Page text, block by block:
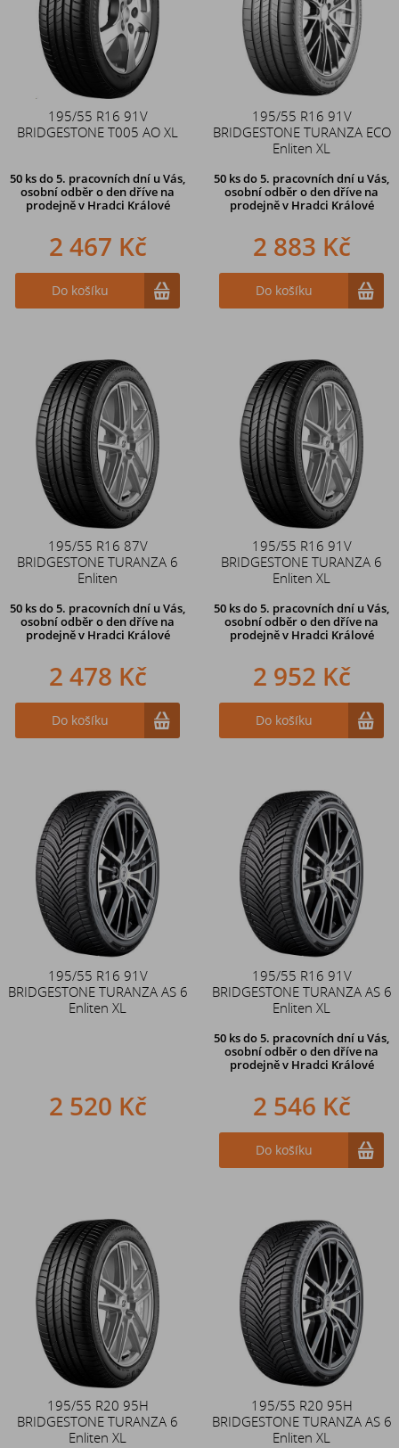
195/55 R16 91V
BRIDGESTONE T005 AO XL
50 ksdo 5. pracovních dní u Vás,
osobní odběr o den dříve na
prodejněv Hradci Králové
2 467 Kč
Do košíku
195/55 R16 91V
BRIDGESTONE TURANZA ECO
Enliten XL
50 ksdo 5. pracovních dní u Vás,
osobní odběr o den dříve na
prodejněv Hradci Králové
2 883 Kč
Do košíku
195/55 R16 87V
BRIDGESTONE TURANZA 6
Enliten
50 ksdo 5. pracovních dní u Vás,
osobní odběr o den dříve na
prodejněv Hradci Králové
2 478 Kč
Do košíku
195/55 R16 91V
BRIDGESTONE TURANZA 6
Enliten XL
50 ksdo 5. pracovních dní u Vás,
osobní odběr o den dříve na
prodejněv Hradci Králové
2 952 Kč
Do košíku
195/55 R16 91V
BRIDGESTONE TURANZA AS 6
Enliten XL
2 520 Kč
195/55 R16 91V
BRIDGESTONE TURANZA AS 6
Enliten XL
50 ksdo 5. pracovních dní u Vás,
osobní odběr o den dříve na
prodejněv Hradci Králové
2 546 Kč
Do košíku
195/55 R20 95H
BRIDGESTONE TURANZA 6
Enliten XL
195/55 R20 95H
BRIDGESTONE TURANZA AS 6
Enliten XL